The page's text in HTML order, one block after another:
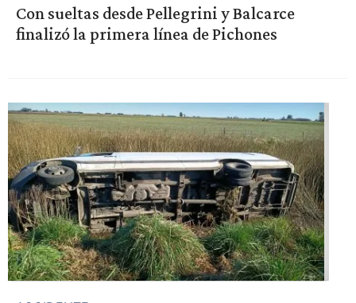
Con sueltas desde Pellegrini y Balcarce
finalizó la primera línea de Pichones